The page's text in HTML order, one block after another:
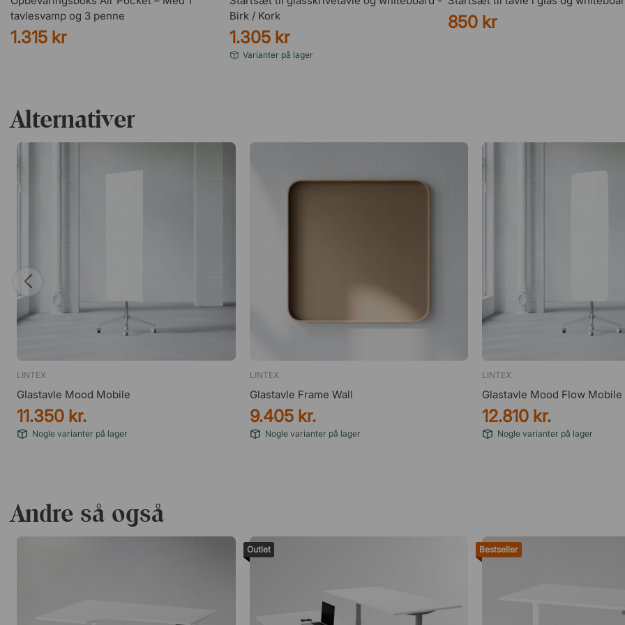
tavlesvamp og 3 penne
1.315 kr
Birk / Kork
1.305 kr
Varianter på lager
850 kr
Alternativer
LINTEX
Glastavle Mood Mobile
11.350 kr.
Nogle varianter på lager
LINTEX
Glastavle Frame Wall
9.405 kr.
Nogle varianter på lager
LINTEX
Glastavle Mood Flow Mobile
12.810 kr.
Nogle varianter på lager
Andre så også
Outlet Bestseller